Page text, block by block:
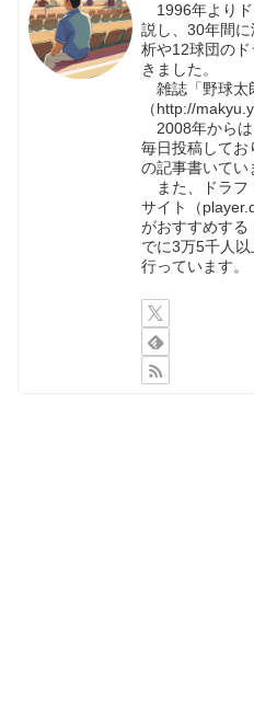
1996年よりド
説し、30年間
析や12球団の
きました。
雑誌「野球太
（http://
2008年からは
毎日投稿して
の記事書いてい
また、ドラフ
サイト（
がおすすめする
でに3万5千人
行っています。